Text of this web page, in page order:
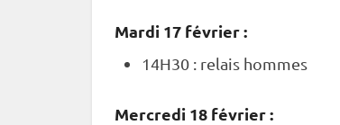
Mardi 17 février :
14H30 : relais hommes
Mercredi 18 février :